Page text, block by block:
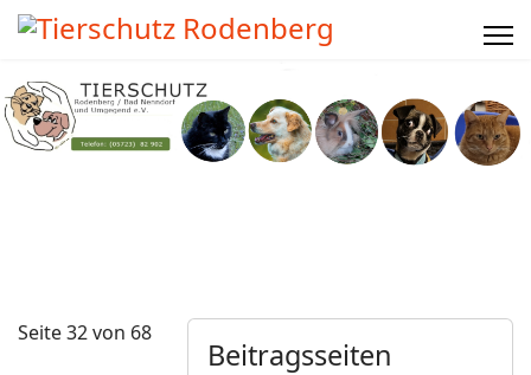
Beitragsseiten
Seite 32 von 68